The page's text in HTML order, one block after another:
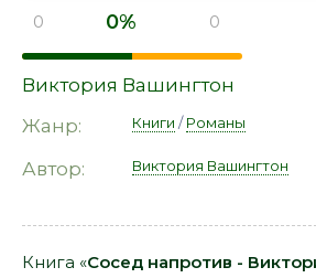
0 0% 0
Виктория Вашингтон
Жанр:
Книги /Романы
Автор: Виктория Вашингтон
Книга «Сосед напротив -